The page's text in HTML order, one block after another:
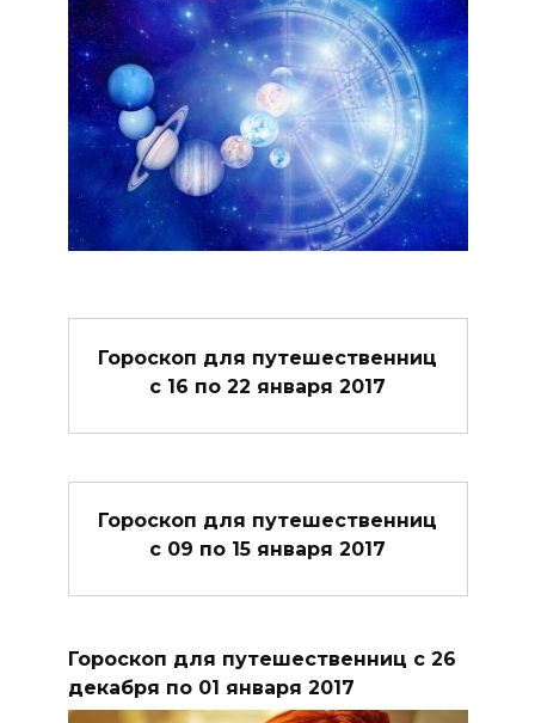
Гороскоп для путешественниц
с 16 по 22 января 2017
Гороскоп для путешественниц
с 09 по 15 января 2017
Гороскоп для путешественниц с 26
декабря по 01 января 2017